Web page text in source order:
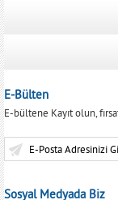
E-Bülten
E-bültene Kayıt olun,
Sosyal Medyada Biz